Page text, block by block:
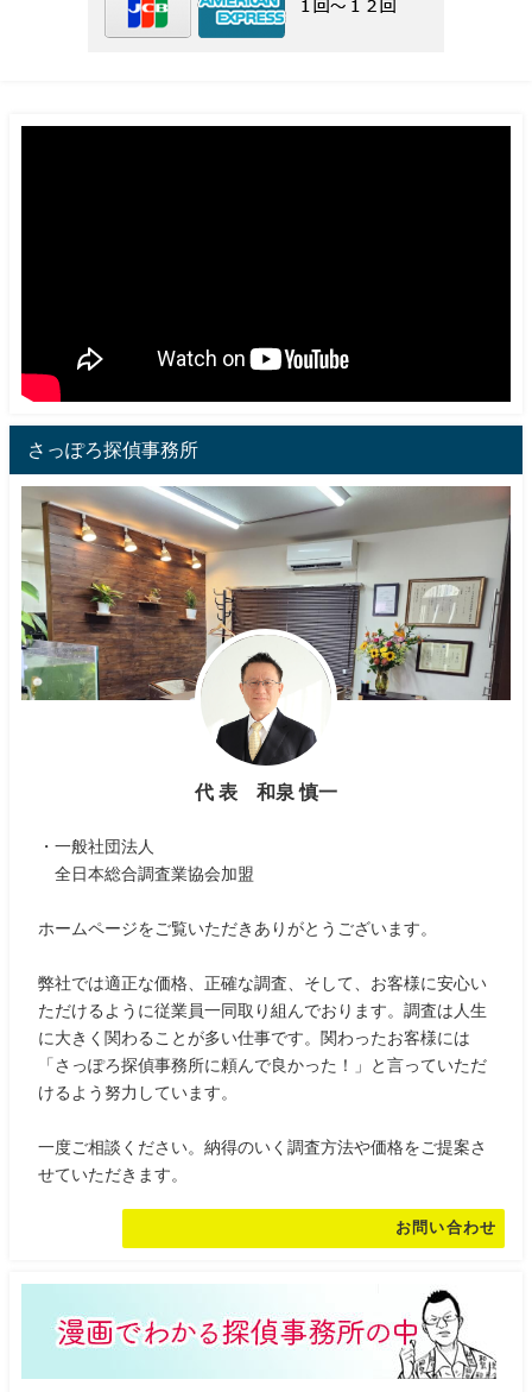
さっぽろ探偵事務所
代 表 和泉 慎一
・一般社団法人
全日本総合調査業協会加盟
ホームページをご覧いただきありがとうございます。
弊社では適正な価格、正確な調査、そして、お客様に安心い
ただけるように従業員一同取り組んでおります。調査は人生
に大きく関わることが多い仕事です。関わったお客様には
「さっぽろ探偵事務所に頼んで良かった！」と言っていただ
けるよう努力しています。
一度ご相談ください。納得のいく調査方法や価格をご提案さ
せていただきます。
お問い合わせ